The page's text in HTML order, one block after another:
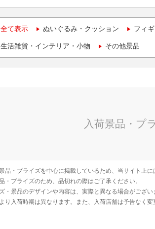
全て表示 ぬいぐるみ・クッション フィ
生活雑貨・インテリア・小物 その他景品